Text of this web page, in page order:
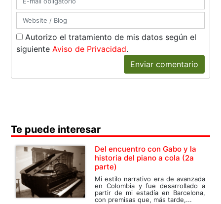
Autorizo el tratamiento de mis datos según el
siguiente Aviso de Privacidad.
Enviar comentario
Te puede interesar
Del encuentro con Gabo y la
historia del piano a cola (2a
parte)
Mi estilo narrativo era de avanzada
en Colombia y fue desarrollado a
partir de mi estadía en Barcelona,
con premisas que, más tarde,...